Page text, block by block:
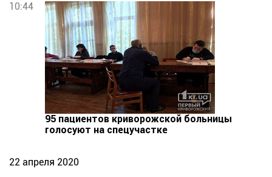
10:44
95 пациентов криворожской больницы
голосуют на спецучастке
22 апреля 2020